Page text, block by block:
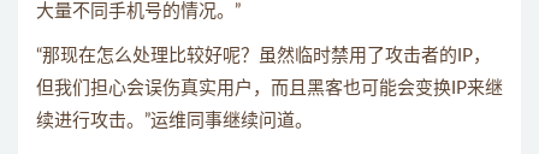
大量不同手机号的情况。”
“那现在怎么处理比较好呢？虽然临时禁用了攻击者的IP，
但我们担心会误伤真实用户，而且黑客也可能会变换IP来继
续进行攻击。”运维同事继续问道。